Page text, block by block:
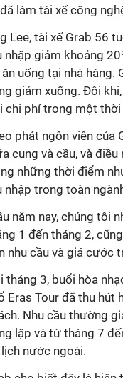
làm tài xế công
Lee, tài xế Grab 56
nhập giảm khoảng
ăn uống tại nhà
giảm xuống. Đôi
chi phí trong một thời
phát ngôn viên của
cung và cầu, và
những thời điểm
nhập trong toàn
năm nay, chúng tôi
1 đến tháng 2,
nhu cầu và giá cước
tháng 3, buổi hòa
Eras Tour đã thu hút
Nhu cầu thường
lập và từ tháng 7
nước ngoài.